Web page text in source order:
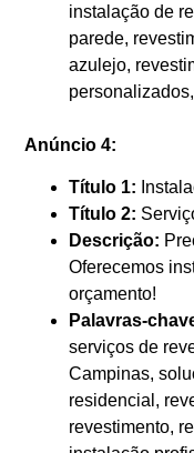
instalação de
parede,
azulejo,
Anúncio 4:
Título 1:
Título 2:
Descrição:
Oferecemos
orçamento!
Palavras-
serviços de
Campinas,
residencial,
revestimento,